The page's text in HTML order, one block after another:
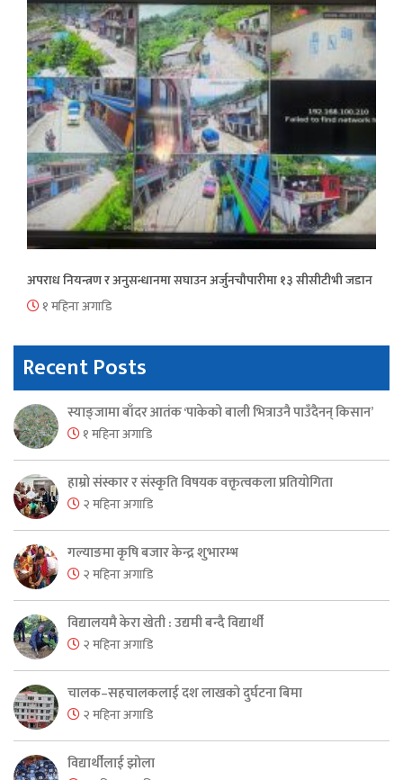
अपराध नियन्त्रण र अनुसन्धानमा सघाउन अर्जुनचौपारीमा १३ सीसीटीभी जडान
१ महिना अगाडि
Recent Posts
स्याङ्जामा बाँदर आतंक ‘पाकेको बाली भित्राउनै पाउँदैनन् किसान’
१ महिना अगाडि
हाम्रो संस्कार र संस्कृति विषयक वक्तृत्वकला प्रतियोगिता
२ महिना अगाडि
गल्याङमा कृषि बजार केन्द्र शुभारम्भ
२ महिना अगाडि
विद्यालयमै केरा खेती : उद्यमी बन्दै विद्यार्थी
२ महिना अगाडि
चालक–सहचालकलाई दश लाखको दुर्घटना बिमा
२ महिना अगाडि
विद्यार्थीलाई झोला